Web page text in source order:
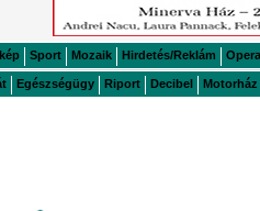
Sport Mozaik Hirdetés/Reklám Opera
Egészségügy Riport Decibel Motorház